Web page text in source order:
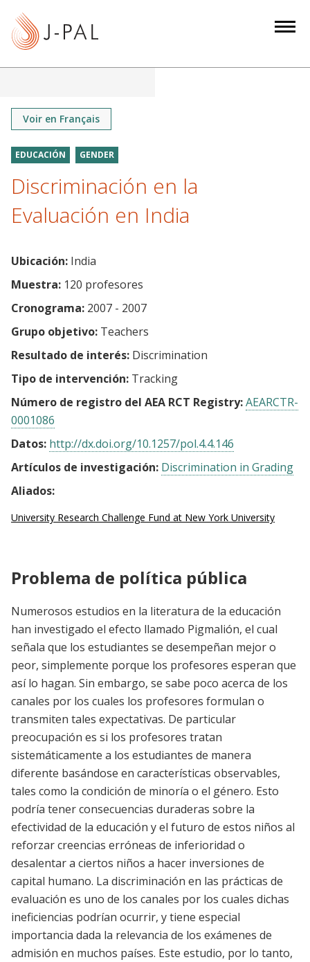
Voir en Français
EDUCACIÓN GENDER
Discriminación en la
Evaluación en India
Ubicación: India
Muestra: 120 profesores
Cronograma: 2007 - 2007
Grupo objetivo: Teachers
Resultado de interés: Discrimination
Tipo de intervención: Tracking
Número de registro del AEA RCT Registry:AEARCTR-
0001086
Datos: http://dx.doi.org/10.1257/pol.4.4.146
Artículos de investigación: Discrimination in Grading
Aliados:
University Research Challenge Fund at New York University
Problema de política pública
Numerosos estudios en la literatura de la educación
han investigado el efecto llamado Pigmalión, el cual
señala que los estudiantes se desempeñan mejor o
peor, simplemente porque los profesores esperan que
así lo hagan. Sin embargo, se sabe poco acerca de los
canales por los cuales los profesores formulan o
transmiten tales expectativas. De particular
preocupación es si los profesores tratan
sistemáticamente a los estudiantes de manera
diferente basándose en características observables,
tales como la condición de minoría o el género. Esto
podría tener consecuencias duraderas sobre la
efectividad de la educación y el futuro de estos niños al
reforzar creencias erróneas de inferioridad o
desalentar a ciertos niños a hacer inversiones de
capital humano. La discriminación en las prácticas de
evaluación es uno de los canales por los cuales dichas
ineficiencias podrían ocurrir, y tiene especial
importancia dada la relevancia de los exámenes de
admisión en muchos países. Este estudio, por lo tanto,